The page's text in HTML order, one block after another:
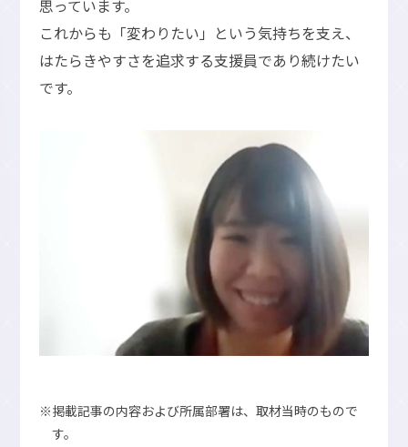
思っています。
これからも「変わりたい」という気持ちを支え、
はたらきやすさを追求する支援員であり続けたい
です。
※掲載記事の内容および所属部署は、取材当時のもので
す。